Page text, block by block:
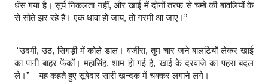
धँस गया है। सूर्य निकलता नहीं, और खाई में दोनों तरफ से चम्बे की बावलियों के
से सोते झर रहे हैं। एक धावा हो जाय, तो गरमी आ जाए।”
“उदमी, उठ, सिगड़ी में कोले डाल। वजीरा, तुम चार जने बालटियाँ लेकर खाई
का पानी बाहर फेंकों। महासिंह, शाम हो गई है, खाई के दरवाजे का पहरा बदल
ले।” – यह कहते हुए सूबेदार सारी खन्दक में चक्कर लगाने लगे।